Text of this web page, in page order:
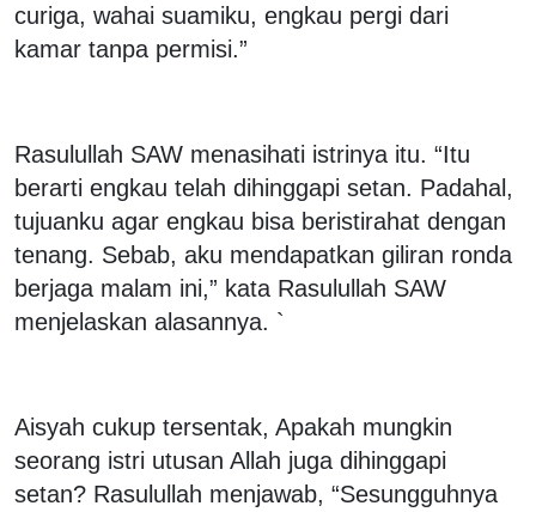
curiga, wahai suamiku, engkau pergi dari
kamar tanpa permisi.”
Rasulullah SAW menasihati istrinya itu. “Itu
berarti engkau telah dihinggapi setan. Padahal,
tujuanku agar engkau bisa beristirahat dengan
tenang. Sebab, aku mendapatkan giliran ronda
berjaga malam ini,” kata Rasulullah SAW
menjelaskan alasannya. `
Aisyah cukup tersentak, Apakah mungkin
seorang istri utusan Allah juga dihinggapi
setan? Rasulullah menjawab, “Sesungguhnya